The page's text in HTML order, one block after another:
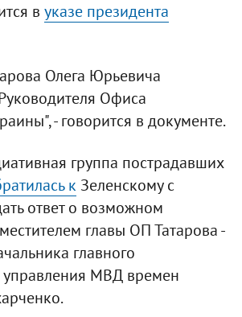
в указе президента
Олега Юрьевича
Офиса
- говорится в документе.
группа пострадавших
к Зеленскому с
ответ о возможном
главы ОП Татарова -
главного
управления МВД времен